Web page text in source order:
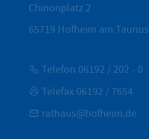
Chinonplatz 2
65719 Hofheim am Taunus
Telefon 06192 / 202 - 0
Telefax 06192 / 7654
rathaus@hofheim.de